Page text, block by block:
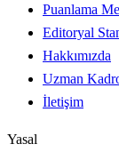
Puanlama
Editoryal
Hakkımızda
Uzman
İletişim
Yasal